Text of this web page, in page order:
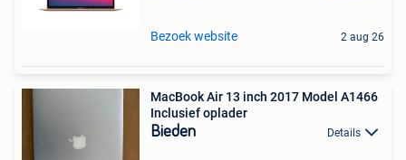
Bezoek website 2 aug 26
MacBook Air 13 inch 2017 Model A1466
Inclusief oplader
Bieden Details